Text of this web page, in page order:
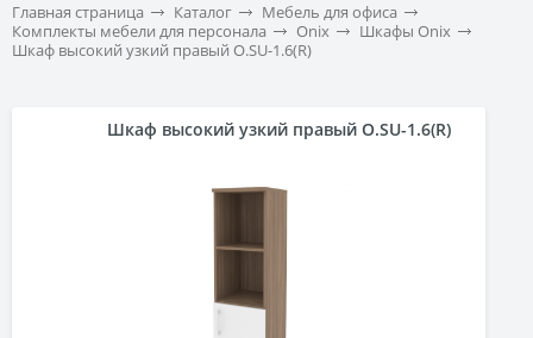
Главная страница Каталог
Мебель для офиса
Комплекты мебели для персонала
Onix
Шкафы Onix
Шкаф высокий узкий правый O.SU-1.6(R)
Шкаф высокий узкий правый O.SU-1.6(R)